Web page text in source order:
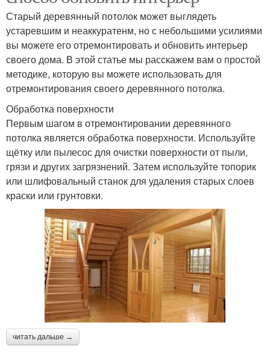
Старый деревянный потолок может выглядеть
устаревшим и неаккуратенм, но с небольшими усилиями
вы можете его отремонтировать и обновить интерьер
своего дома. В этой статье мы расскажем вам о простой
методике, которую вы можете использовать для
отремонтирования своего деревянного потолка.
Обработка поверхности
Первым шагом в отремонтировании деревянного
потолка является обработка поверхности. Используйте
щётку или пылесос для очистки поверхности от пыли,
грязи и других загрязнений. Затем используйте топорик
или шлифовальный станок для удаления старых слоев
краски или грунтовки.
читать дальше →